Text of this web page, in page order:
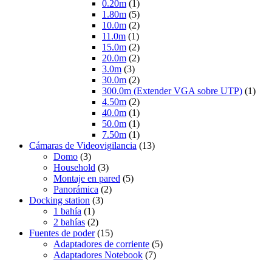
0.20m (1)
1.80m (5)
10.0m (2)
11.0m (1)
15.0m (2)
20.0m (2)
3.0m (3)
30.0m (2)
300.0m (Extender VGA sobre UTP) (1)
4.50m (2)
40.0m (1)
50.0m (1)
7.50m (1)
Cámaras de Videovigilancia (13)
Domo (3)
Household (3)
Montaje en pared (5)
Panorámica (2)
Docking station (3)
1 bahía (1)
2 bahías (2)
Fuentes de poder (15)
Adaptadores de corriente (5)
Adaptadores Notebook (7)